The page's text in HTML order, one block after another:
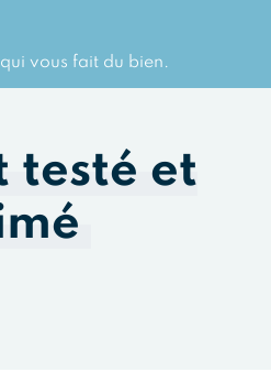
vous fait du bien.
testé et